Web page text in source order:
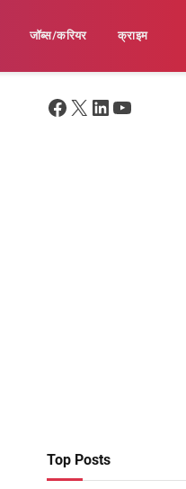
जॉब्स/करियर क्राइम
Facebook
X LinkedIn
YouTube
Top Posts